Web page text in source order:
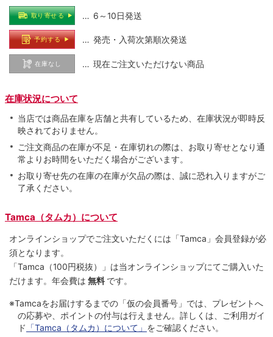
取り寄せる … 6～10日発送
予約する … 発売・入荷次第順次発送
在庫なし … 現在ご注文いただけない商品
在庫状況について
当店では商品在庫を店舗と共有しているため、在庫状況が即時反
映されておりません。
ご注文商品の在庫が不足・在庫切れの際は、お取り寄せとなり通
常よりお時間をいただく場合がございます。
お取り寄せ先の在庫の在庫が欠品の際は、誠に恐れ入りますがご
了承ください。
Tamca（タムカ）について
オンラインショップでご注⽂いただくには「Tamca」会員登録が必
須となります。
「Tamca （100円税抜）
」は当オンラインショップにてご購⼊いた
だけます。 年会費は 無料 です。
※Tamcaをお届けするまでの「仮の会員番号」では、プレゼントへ
の応募や、ポイントの付与は⾏えません。詳しくは、ご利⽤ガイ
ド 「Tamca（タムカ）について」 をご確認ください。